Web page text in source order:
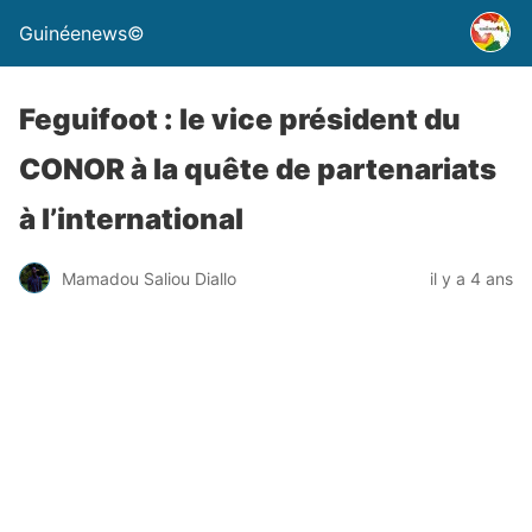
Guinéenews©
Feguifoot : le vice président du
CONOR à la quête de partenariats
à l’international
Mamadou Saliou Diallo il y a 4 ans